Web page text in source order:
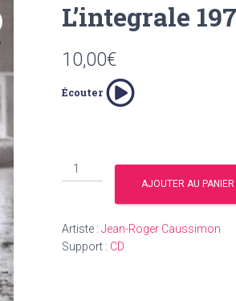
L’integrale
10,00€
Écouter
quantité
de
L'integrale
1980
Volume
AJOUTER AU PANIER
Artiste : Jean-Roger Caussimon
Support : CD